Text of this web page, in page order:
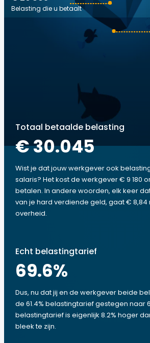
Belasting die u betaalt
Totaal betaalde belasting
€ 30.045
Wist je dat jouw werkgever ook
salaris? Het kost de werkgever € 9 180
betalen. In andere woorden, elk keer
van je hard verdiende geld, gaat € 8,84
overheid.
Echt belastingtarief
69.6%
Dus, nu dat jij en de werkgever beide
de 61.4% belastingtarief gestegen naar
belastingtarief is eigenlijk 8.2% hoger
bleek te zijn.